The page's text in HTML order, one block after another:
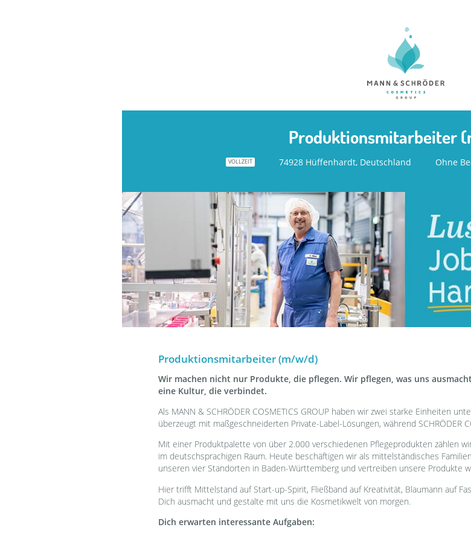
Produktionsmitarbeiter
VOLLZEIT 74928 Hüffenhardt, Deutschland Ohne
Produktionsmitarbeiter (m/w/d)
Wir machen nicht nur Produkte, die pflegen. Wir pflegen, was uns
eine Kultur, die verbindet.
Als MANN & SCHRÖDER COSMETICS GROUP haben wir zwei starke Einheiten
überzeugt mit maßgeschneiderten Private-Label-Lösungen, während SCHRÖDER
Mit einer Produktpalette von über 2.000 verschiedenen Pflegeprodukten zählen
im deutschsprachigen Raum. Heute beschäftigen wir als mittelständisches
unseren vier Standorten in Baden-Württemberg und vertreiben unsere Produkte
Hier trifft Mittelstand auf Start-up-Spirit, Fließband auf Kreativität, Blaumann auf
Dich ausmacht und gestalte mit uns die Kosmetikwelt von morgen.
Dich erwarten interessante Aufgaben: